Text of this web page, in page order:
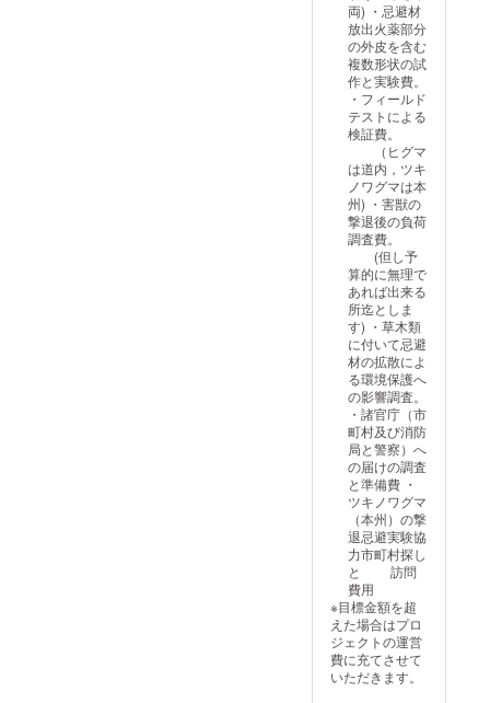
からの講師
依頼により
企
業としての
新商品開発
と其の手法
と特許に付
いて講義を
行う。
平成 20年 9
月 国際福祉
機器展事務
局の招待に
より東京大
学と弊社共
同研究の
筋電義手
に付いて展
示
平成 20年10
月 発明協会
発行 11月号
に東京大学
との共同研
究品に付い
て
国際福祉
機器展招待
出店記事掲
両) ・忌避材
放出火薬部分
の外皮を含む
複数形状の試
作と実験費。
・フィールド
テストによる
検証費。
（ヒグマ
は道内，ツキ
ノワグマは本
州) ・害獣の
撃退後の負荷
調査費。
(但し予
算的に無理で
あれば出来る
所迄としま
す) ・草木類
に付いて忌避
材の拡散によ
る環境保護へ
の影響調査。
・諸官庁（市
町村及び消防
局と警察）へ
の届けの調査
と準備費 ・
ツキノワグマ
（本州）の撃
退忌避実験協
力市町村探し
と 訪問
費用
※目標金額を超
えた場合はプロ
ジェクトの運営
費に充てさせて
いただきます。